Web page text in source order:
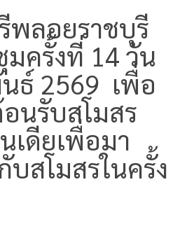
พลอยราชบุรี
ครั้งที่ 14 วัน
ธ์ 2569 เพื่อ
นรับสโมสร
เดียเพื่อมา
สโมสรในครั้ง